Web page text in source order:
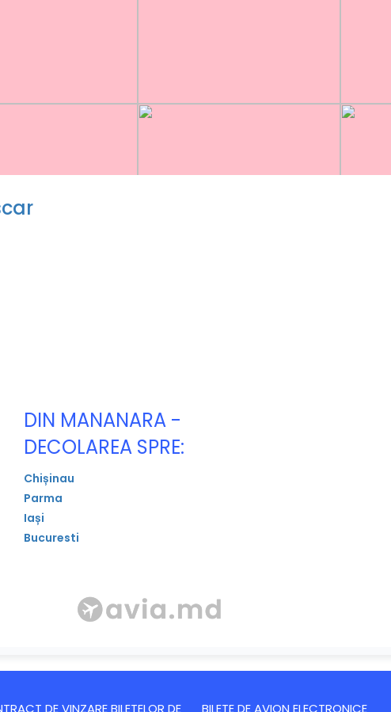
DIN MANANARA -
DECOLAREA SPRE:
Chișinau
Parma
Iași
Bucuresti
DE VINZARE BILETELOR DE
BILETE DE AVION ELECTRONICE